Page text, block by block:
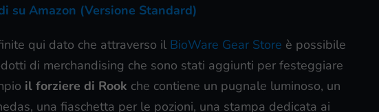
su Amazon (Versione Standard)
qui dato che attraverso il BioWare Gear Store è possibile
di merchandising che sono stati aggiunti per festeggiare
il forziere di Rook che contiene un pugnale luminoso, un
una fiaschetta per le pozioni, una stampa dedicata ai